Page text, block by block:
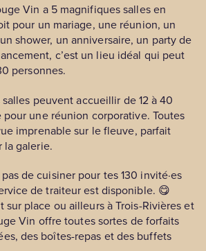
Vin a 5 magnifiques salles en
pour un mariage, une réunion, un
shower, un anniversaire, un party de
c’est un lieu idéal qui peut
personnes.
peuvent accueillir de 12 à 40
une réunion corporative. Toutes
imprenable sur le fleuve, parfait
la galerie.
de cuisiner pour tes 130 invité·es
de traiteur est disponible. 😋
sur place ou ailleurs à Trois-Rivières et
Vin offre toutes sortes de forfaits
des boîtes-repas et des buffets